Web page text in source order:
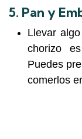
5. Pan y
Llevar
chorizo
Puedes
comerlos